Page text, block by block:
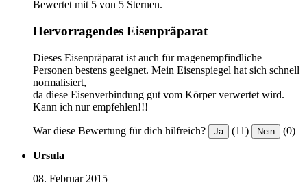
Bewertet mit 5 von 5 Sternen.
Hervorragendes Eisenpräparat
Dieses Eisenpräparat ist auch für magenempfindliche
Personen bestens geeignet. Mein Eisenspiegel hat sich schnell
normalisiert,
da diese Eisenverbindung gut vom Körper verwertet wird.
Kann ich nur empfehlen!!!
War diese Bewertung für dich hilfreich? Ja (11) Nein (0)
Ursula
08. Februar 2015